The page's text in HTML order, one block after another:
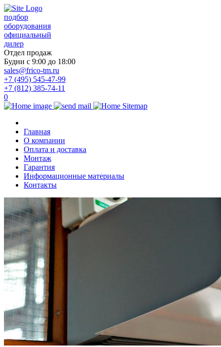
подбор
оборудования
официальный
дилер
Отдел продаж
Будни с 9:00 до 18:00
sales@frico-tm.ru
+7 (495) 545-47-99
+7 (812) 385-74-11
0
Главная
О компании
Оплата и доставка
Монтаж
Гарантия
Информационные материалы
Контакты